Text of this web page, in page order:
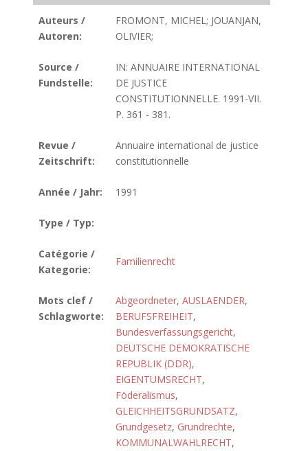
Auteurs /
Autoren:
FROMONT, MICHEL; JOUANJAN,
OLIVIER;
Source /
Fundstelle:
IN: ANNUAIRE INTERNATIONAL
DE JUSTICE
CONSTITUTIONNELLE. 1991-VII.
P. 361 - 381.
Revue /
Zeitschrift:
Annuaire international de justice
constitutionnelle
Année / Jahr: 1991
Type / Typ:
Catégorie /
Kategorie:
Familienrecht
Mots clef /
Schlagworte:
Abgeordneter, AUSLAENDER,
BERUFSFREIHEIT,
Bundesverfassungsgericht,
DEUTSCHE DEMOKRATISCHE
REPUBLIK (DDR),
EIGENTUMSRECHT,
Föderalismus,
GLEICHHEITSGRUNDSATZ,
Grundgesetz, Grundrechte,
KOMMUNALWAHLRECHT,